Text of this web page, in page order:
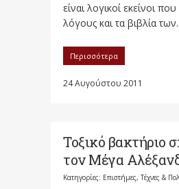
είναι λογικοί εκείνοι
λόγους και τα βιβλία
Περισσότερα
24 Αυγούστου 2011
Τοξικό βακτήριο
τον Μέγα
Κατηγορίες: Επιστήμες, Τέχνες &